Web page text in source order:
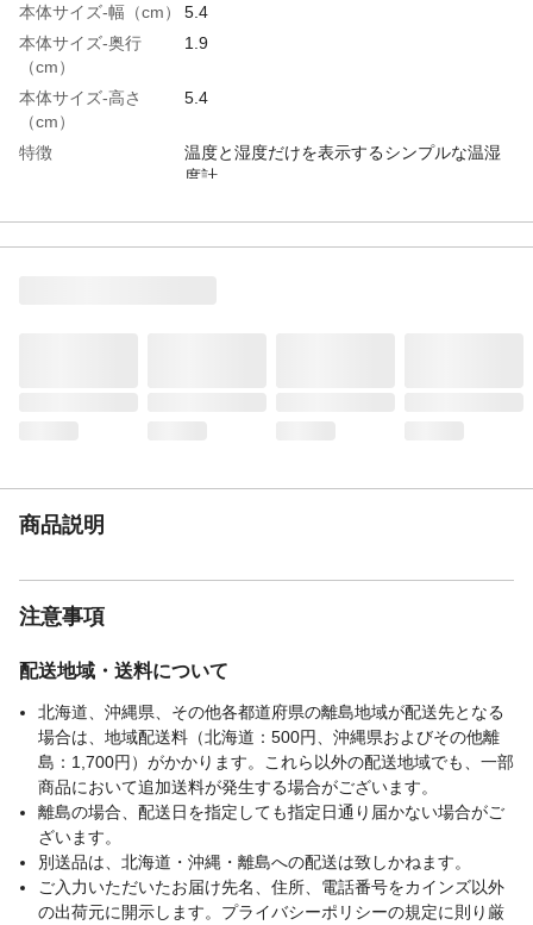
本体サイズ-幅（cm）
5.4
本体サイズ-奥行
（cm）
1.9
本体サイズ-高さ
（cm）
5.4
特徴
温度と湿度だけを表示するシンプルな温湿
度計
商品説明
注意事項
配送地域・送料について
北海道、沖縄県、その他各都道府県の離島地域が配送先となる
場合は、地域配送料（北海道：500円、沖縄県およびその他離
島：1,700円）がかかります。これら以外の配送地域でも、一部
商品において追加送料が発生する場合がございます。
離島の場合、配送日を指定しても指定日通り届かない場合がご
ざいます。
別送品は、北海道・沖縄・離島への配送は致しかねます。
ご入力いただいたお届け先名、住所、電話番号をカインズ以外
の出荷元に開示します。プライバシーポリシーの規定に則り厳